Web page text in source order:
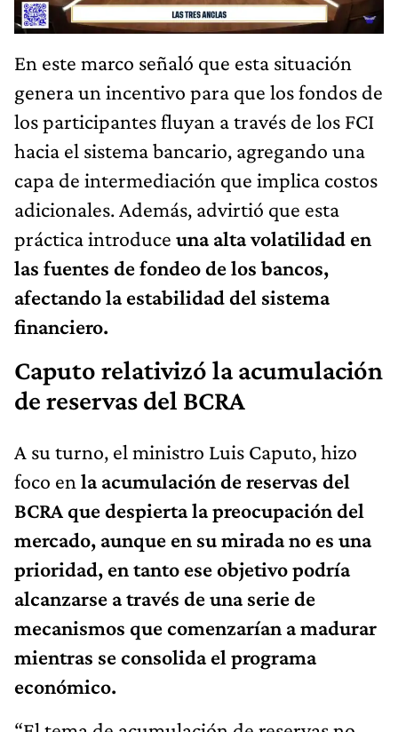
En este marco señaló que esta situación
genera un incentivo para que los fondos de
los participantes fluyan a través de los FCI
hacia el sistema bancario, agregando una
capa de intermediación que implica costos
adicionales. Además, advirtió que esta
práctica introduce una alta volatilidad en
las fuentes de fondeo de los bancos,
afectando la estabilidad del sistema
financiero.
Caputo relativizó la acumulación
de reservas del BCRA
A su turno, el ministro Luis Caputo, hizo
foco en la acumulación de reservas del
BCRA que despierta la preocupación del
mercado, aunque en su mirada no es una
prioridad, en tanto ese objetivo podría
alcanzarse a través de una serie de
mecanismos que comenzarían a madurar
mientras se consolida el programa
económico.